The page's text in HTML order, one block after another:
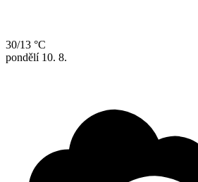
30/13 °C
pondělí 10. 8.